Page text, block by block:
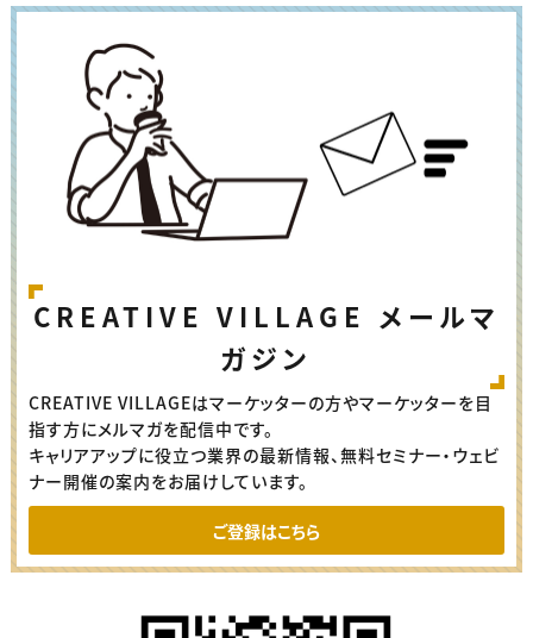
CREATIVE VILLAGE メールマ
ガジン
CREATIVE VILLAGEはマーケッターの方やマーケッターを目
指す方にメルマガを配信中です。
キャリアアップに役立つ業界の最新情報、無料セミナー・ウェビ
ナー開催の案内をお届けしています。
ご登録はこちら